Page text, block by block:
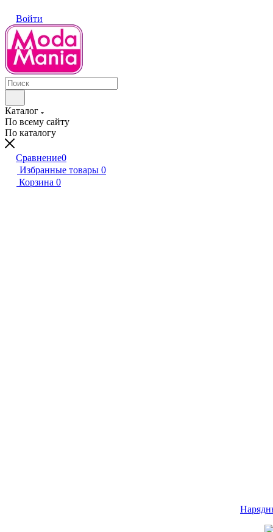
Войти
Каталог
По всему сайту
По каталогу
Сравнение0
Избранные товары 0
Корзина 0